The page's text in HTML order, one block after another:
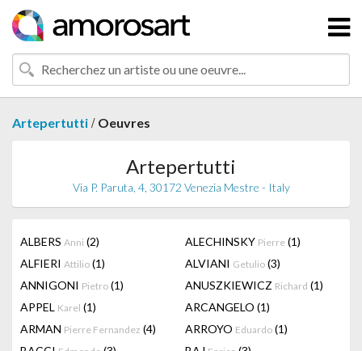
Artepertutti / Oeuvres
Artepertutti
Via P. Paruta, 4, 30172 Venezia Mestre - Italy
ALBERS Anni (2) ALECHINSKY Pierre (1)
ALFIERI Attilio (1) ALVIANI Getulio (3)
ANNIGONI Pietro (1) ANUSZKIEWICZ Richard (1)
APPEL Karel (1) ARCANGELO (1)
ARMAN Pierre Fernandez (4) ARROYO Eduardo (1)